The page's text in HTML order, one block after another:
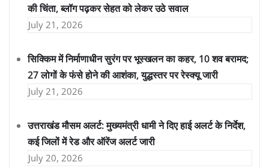
की चिंता, ब्लॉग पढ़कर सेहत को लेकर उठे सवाल
July 21, 2026
सिक्किम में निर्माणाधीन सुरंग पर भूस्खलन का कहर, 10 शव बरामद;
27 लोगों के फंसे होने की आशंका, युद्धस्तर पर रेस्क्यू जारी
July 21, 2026
उत्तराखंड मौसम अलर्ट: मुख्यमंत्री धामी ने दिए हाई अलर्ट के निर्देश,
कई जिलों में रेड और ऑरेंज अलर्ट जारी
July 20, 2026